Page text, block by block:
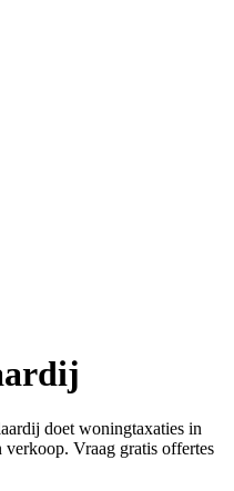
doet woningtaxaties in
Vraag gratis offertes